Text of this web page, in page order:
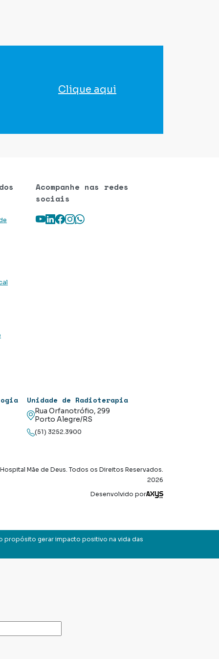
Clique aqui
Acompanhe nas redes
sociais
Youtube
LinkedIn
Facebook
Instagram
WhatsApp
Unidade de Radioterapia
Rua Orfanotrófio, 299
Porto Alegre/RS
(51) 3252.3900
Hospital Mãe de Deus. Todos os Direitos Reservados.
2026
Desenvolvido por
Axysweb
propósito gerar impacto positivo na vida das